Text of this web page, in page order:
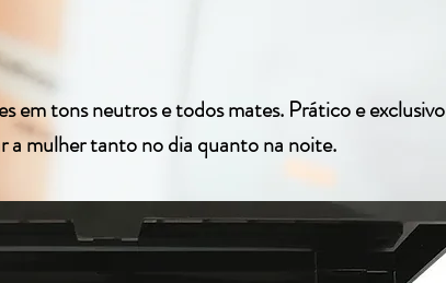
em tons neutros e todos mates. Prático e exclusivo
a mulher tanto no dia quanto na noite.